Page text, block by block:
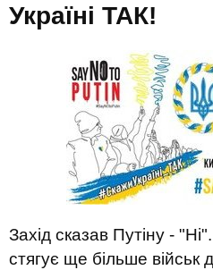
Україні ТАК!
Захід сказав Путіну -
стягує ще більше військ